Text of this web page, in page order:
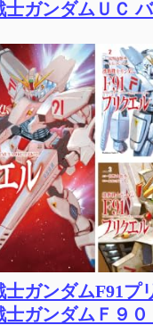
士ガンダムＵＣ
士ガンダムF91プ
士ガンダムＦ９